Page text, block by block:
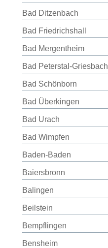
Bad Ditzenbach
Bad Friedrichshall
Bad Mergentheim
Bad Peterstal-Griesbach
Bad Schönborn
Bad Überkingen
Bad Urach
Bad Wimpfen
Baden-Baden
Baiersbronn
Balingen
Beilstein
Bempflingen
Bensheim